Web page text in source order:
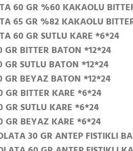
60 GR %60 KAKAOLU
65 GR %82 KAKAOLU
60 GR SUTLU KARE *6*24
GR BITTER BATON *12*24
GR SUTLU BATON *12*24
GR BEYAZ BATON *12*24
GR BITTER KARE *6*24
GR SUTLU KARE *6*24
GR BEYAZ KARE *6*24
30 GR ANTEP FISTIKLI